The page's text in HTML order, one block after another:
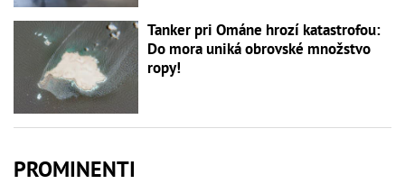
Tanker pri Ománe hrozí katastrofou:
Do mora uniká obrovské množstvo
ropy!
PROMINENTI